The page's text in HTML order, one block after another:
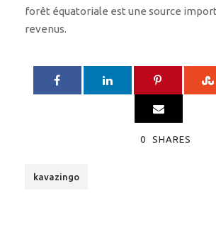
forêt équatoriale est une source
revenus.
0 SHARES
kavazingo